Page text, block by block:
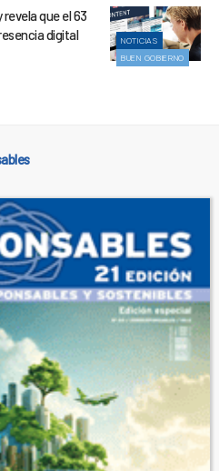
NOTICIAS
BUEN GOBIERNO
que el 63
digital